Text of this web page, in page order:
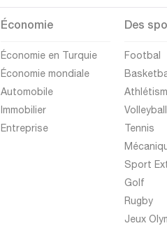
Économie
Économie en Turquie
Économie mondiale
Automobile
Immobilier
Entreprise
Des
Footbal
Volleyball
Tennis
Sport
Golf
Rugby
Jeux